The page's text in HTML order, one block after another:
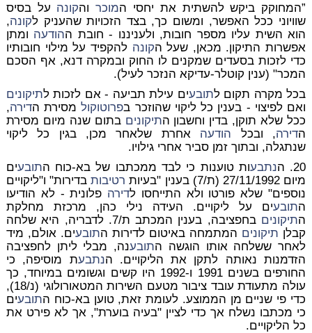
”המחוקק ביקש להשתית את יחסי המוכרוהקונה על בסיס
שוויוני ככל האפשר, ומשום כך, בצד הזכויות שהעניק לקונה,
הוא השית עליו מספר חובות, ולעניננו - חובת ההודעה ומתן
אפשרות התיקון. מכאן, שעל הקונה להקפיד על מילוי חובותיו
כדי לזכות בסעדים שמקנים לו החוק ובמקרה דנא, אף הסכם
המכר" (ענין קוטלר-עדיקא הנזכר לעיל).
בכל מקרה תקום לתובעים עילת תביעה - אם לזכות לתיקונים
ואם לפיצוי - בענין כל ליקוי שהוזכר בפרוטוקולמסירת הדירה,
ככל שלא תוקן, בדין וחשבון התיקונים בתום שנה מיום מסירת
הדירה, ובכל הודעה אחרת שלאחר מכן, בגין כל ליקוי
שנתגלה, ובתוך זמן סביר אחרי גילויו.
20. ה
נתבעות טוענות כי לבד ממכתבו של בא-כוח התובעים
מיום 27/11/1992 (ת/7) בענין "בעיות
רטיבותבדירות" ו"ליקויים
נוספים" שלא פורטו ולא התייחסו לדירה פלונית - לא הודיעו
התובעים על ליקויים. העידה נילי כהן, מרכזת מחלקת
התיקונים
בחפציבה, בענין המכתב ת/7. לדבריה, היא שלחה
קבלן תיקונים המתמחה באיטום לדירות התובעים. אולם, מיד
לאחר ששלחה אותו הוגשה התובענה, מבלי ליתן לחפציבה
הזדמנות נאותה לתקן את הליקויים. הנתבעת מוסיפה, כי
החורפים בשנים 1991 ו-1992 היו קשים וגשומים במיוחד, כך
עולה מתעודת עובד ציבור מטעם השירות המטאורולוגי (נ/18),
כדי פי שניים מן הממוצע. לעומת זאת, טוען בא-כוח התובעים
כי מכתבו נשלח אך כדי לציין "בעיה בוערת", אך לא פירט את
כל הליקויים.